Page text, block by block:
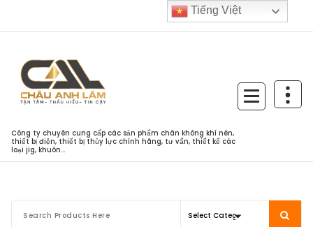
Công ty chuyên cung cấp các sản phẩm chân không khí nén,
thiết bị điện, thiết bị thủy lực chính hãng, tư vấn, thiết kế các
loại jig, khuôn...
Tiếng Việt